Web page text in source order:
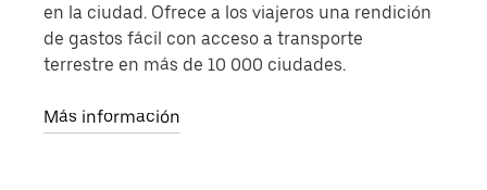
en la ciudad. Ofrece a los viajeros una rendición
de gastos fácil con acceso a transporte
terrestre en más de 10 000 ciudades.
Más información